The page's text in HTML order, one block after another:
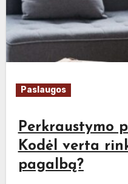
Paslaugos
Perkraustymo
Kodėl verta
pagalbą?